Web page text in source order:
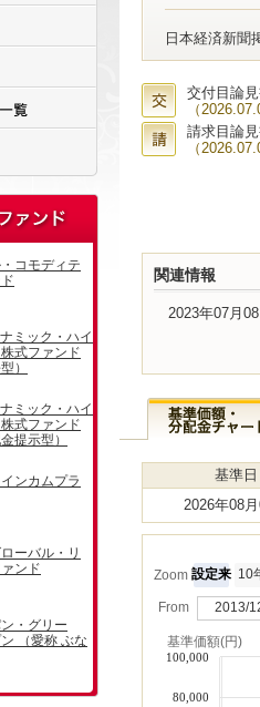
日本経済新聞
交付目論
（
請求目論
（
関連情報
2023年07月08
基準日
2026年08月
Zoom 設定来 10
From 2013/
基準価額(円)
80,000
100,000